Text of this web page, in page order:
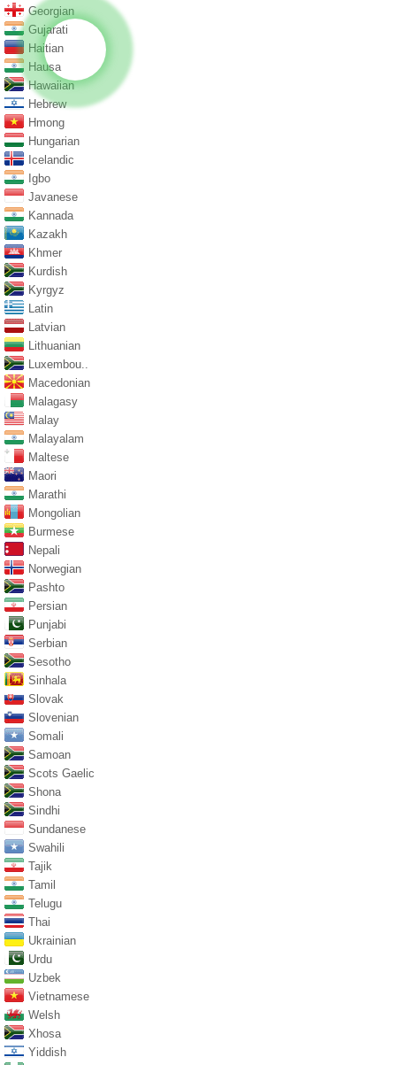
Georgian
Gujarati
Haitian
Hausa
Hawaiian
Hebrew
Hmong
Hungarian
Icelandic
Igbo
Javanese
Kannada
Kazakh
Khmer
Kurdish
Kyrgyz
Latin
Latvian
Lithuanian
Luxembou..
Macedonian
Malagasy
Malay
Malayalam
Maltese
Maori
Marathi
Mongolian
Burmese
Nepali
Norwegian
Pashto
Persian
Punjabi
Serbian
Sesotho
Sinhala
Slovak
Slovenian
Somali
Samoan
Scots Gaelic
Shona
Sindhi
Sundanese
Swahili
Tajik
Tamil
Telugu
Thai
Ukrainian
Urdu
Uzbek
Vietnamese
Welsh
Xhosa
Yiddish